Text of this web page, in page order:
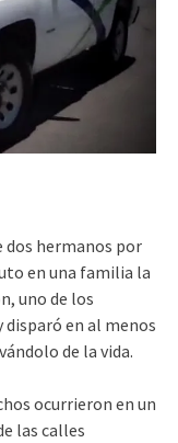
dos hermanos por
en una familia la
uno de los
disparó en al menos
de la vida.
ocurrieron en un
las calles